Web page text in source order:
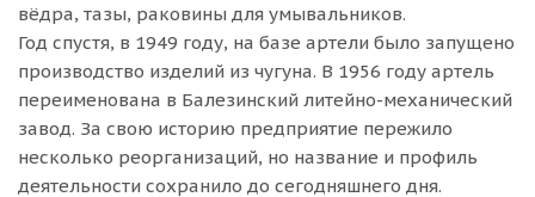
вёдра, тазы, раковины для умывальников.
Год спустя, в 1949 году, на базе артели было запущено
производство изделий из чугуна. В 1956 году артель
переименована в Балезинский литейно-механический
завод. За свою историю предприятие пережило
несколько реорганизаций, но название и профиль
деятельности сохранило до сегодняшнего дня.